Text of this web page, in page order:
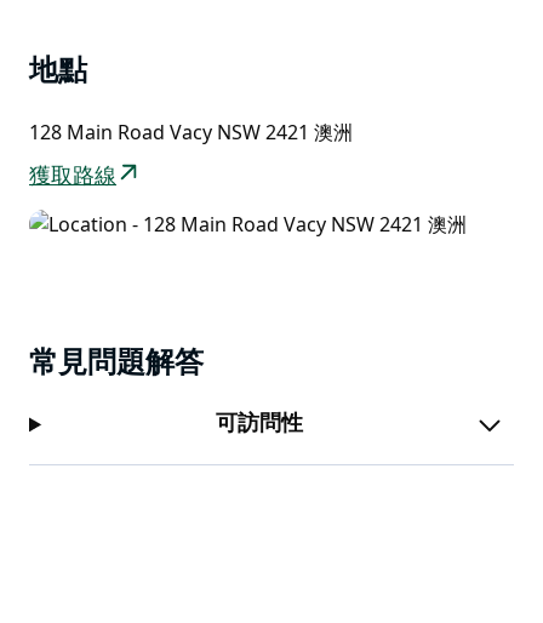
地點
128 Main Road Vacy NSW 2421 澳洲
獲取路線
常見問題解答
可訪問性